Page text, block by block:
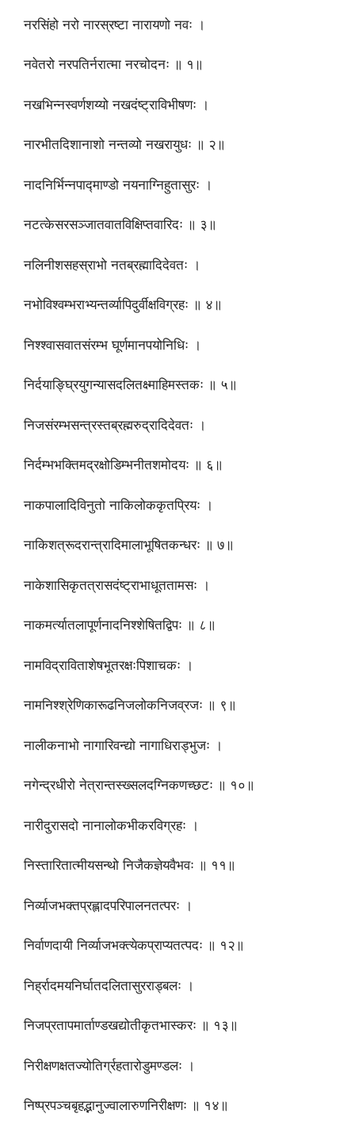
नरसिंहो नरो नारस्रष्टा नारायणो नवः ।
नवेतरो नरपतिर्नरात्मा नरचोदनः ॥ १॥
नखभिन्नस्वर्णशय्यो नखदंष्ट्राविभीषणः ।
नारभीतदिशानाशो नन्तव्यो नखरायुधः ॥ २॥
नादनिर्भिन्नपाद्माण्डो नयनाग्निहुतासुरः ।
नटत्केसरसञ्जातवातविक्षिप्तवारिदः ॥ ३॥
नलिनीशसहस्राभो नतब्रह्मादिदेवतः ।
नभोविश्वम्भराभ्यन्तर्व्यापिदुर्वीक्षविग्रहः ॥ ४॥
निश्श्वासवातसंरम्भ घूर्णमानपयोनिधिः ।
निर्दयाङ्घ्रियुगन्यासदलितक्ष्माहिमस्तकः ॥ ५॥
निजसंरम्भसन्त्रस्तब्रह्मरुद्रादिदेवतः ।
निर्दम्भभक्तिमद्रक्षोडिम्भनीतशमोदयः ॥ ६॥
नाकपालादिविनुतो नाकिलोककृतप्रियः ।
नाकिशत्रूदरान्त्रादिमालाभूषितकन्धरः ॥ ७॥
नाकेशासिकृतत्रासदंष्ट्राभाधूततामसः ।
नाकमर्त्यातलापूर्णनादनिश्शेषितद्विपः ॥ ८॥
नामविद्राविताशेषभूतरक्षःपिशाचकः ।
नामनिश्श्रेणिकारूढनिजलोकनिजव्रजः ॥ ९॥
नालीकनाभो नागारिवन्द्यो नागाधिराड्भुजः ।
नगेन्द्रधीरो नेत्रान्तस्ख्सलदग्निकणच्छटः ॥ १०॥
नारीदुरासदो नानालोकभीकरविग्रहः ।
निस्तारितात्मीयसन्थो निजैकज्ञेयवैभवः ॥ ११॥
निर्व्याजभक्तप्रह्लादपरिपालनतत्परः ।
निर्वाणदायी निर्व्याजभक्त्येकप्राप्यतत्पदः ॥ १२॥
निर्ह्रादमयनिर्घातदलितासुरराड्बलः ।
निजप्रतापमार्ताण्डखद्योतीकृतभास्करः ॥ १३॥
निरीक्षणक्षतज्योतिर्ग्रहतारोडुमण्डलः ।
निष्प्रपञ्चबृहद्भानुज्वालारुणनिरीक्षणः ॥ १४॥